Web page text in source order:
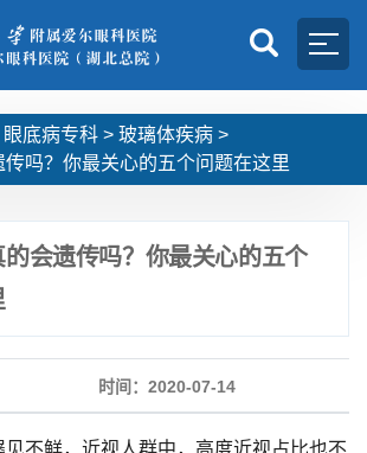
眼底病专科 > 玻璃体疾病 >
吗？你最关心的五个问题在这里
会遗传吗？你最关心的五个
时间：2020-07-14
不鲜，近视人群中，高度近视占比也不